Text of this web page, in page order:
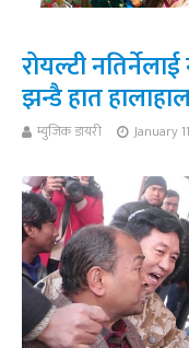
रोयल्टी
झन्डै हात
म्युजिक डायरी January